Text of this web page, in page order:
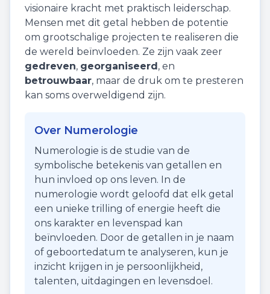
visionaire kracht met praktisch leiderschap.
Mensen met dit getal hebben de potentie
om grootschalige projecten te realiseren die
de wereld beïnvloeden. Ze zijn vaak zeer
gedreven, georganiseerd, en
betrouwbaar, maar de druk om te presteren
kan soms overweldigend zijn.
Over Numerologie
Numerologie is de studie van de
symbolische betekenis van getallen en
hun invloed op ons leven. In de
numerologie wordt geloofd dat elk getal
een unieke trilling of energie heeft die
ons karakter en levenspad kan
beïnvloeden. Door de getallen in je naam
of geboortedatum te analyseren, kun je
inzicht krijgen in je persoonlijkheid,
talenten, uitdagingen en levensdoel.